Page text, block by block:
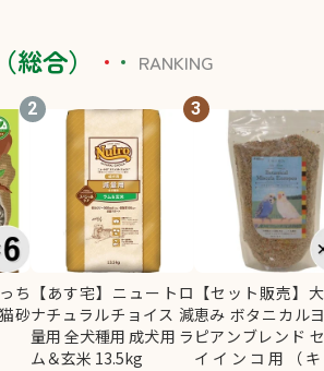
合） RANKING
ち
砂
2
【あす宅】ニュートロ
ナチュラルチョイス 減
量用 全犬種用 成犬用 ラ
ム＆玄米 13.5kg
3
【セット販売】
恵み ボタニカル
ピアンブレンド
イインコ用（